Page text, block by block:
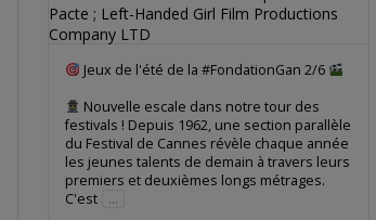
Jeux de l'été de la #FondationGan 2/6
Nouvelle escale dans notre tour des
festivals ! Depuis 1962, une section parallèle
du Festival de Cannes révèle chaque année
les jeunes talents de demain à travers leurs
premiers et deuxièmes longs métrages.
C'est
...